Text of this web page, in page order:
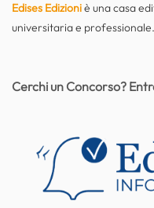
Edises Edizioniè una casa
universitaria e professionale.
Cerchi un Concorso?